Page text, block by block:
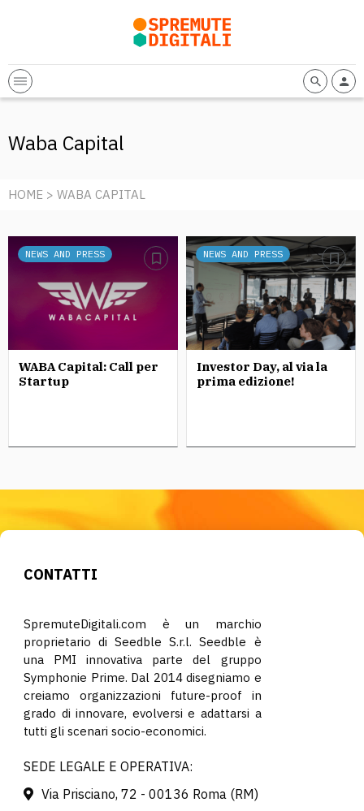
Waba Capital
HOME > WABA CAPITAL
NEWS AND PRESS
WABA Capital: Call per
Startup
NEWS AND PRESS
Investor Day, al via la
prima edizione!
CONTATTI
SpremuteDigitali.com è un marchio
proprietario di Seedble S.r.l. Seedble è
una PMI innovativa parte del gruppo
Symphonie Prime. Dal 2014 disegniamo e
creiamo organizzazioni future-proof in
grado di innovare, evolversi e adattarsi a
tutti gli scenari socio-economici.
SEDE LEGALE E OPERATIVA:
Via Prisciano, 72 - 00136 Roma (RM)